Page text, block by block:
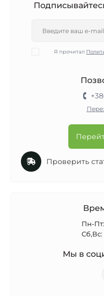
Я прочитал
Проверить
Пн-Пт:
Мы в